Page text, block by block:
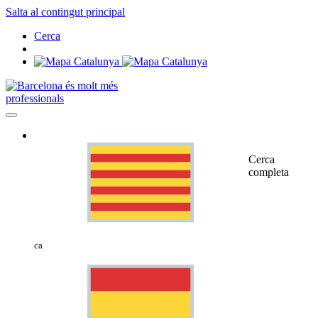
Salta al contingut principal
Cerca
professionals
ca
Cerca
completa